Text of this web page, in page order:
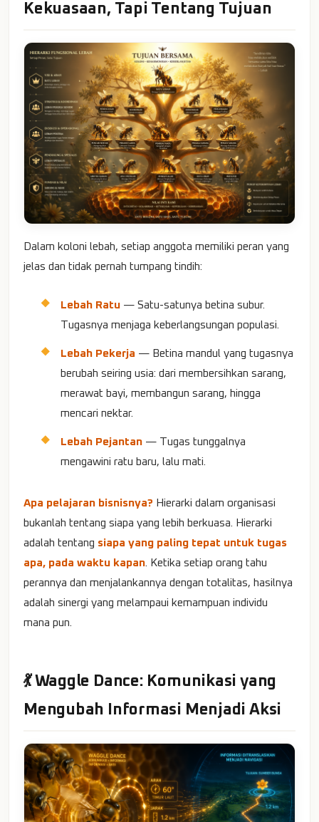
Kekuasaan, Tapi Tentang Tujuan
Dalam koloni lebah, setiap anggota memiliki peran yang
jelas dan tidak pernah tumpang tindih:
Lebah Ratu — Satu-satunya betina subur.
Tugasnya menjaga keberlangsungan populasi.
Lebah Pekerja — Betina mandul yang tugasnya
berubah seiring usia: dari membersihkan sarang,
merawat bayi, membangun sarang, hingga
mencari nektar.
Lebah Pejantan — Tugas tunggalnya
mengawini ratu baru, lalu mati.
Apa pelajaran bisnisnya? Hierarki dalam organisasi
bukanlah tentang siapa yang lebih berkuasa. Hierarki
adalah tentang siapa yang paling tepat untuk tugas
apa, pada waktu kapan . Ketika setiap orang tahu
perannya dan menjalankannya dengan totalitas, hasilnya
adalah sinergi yang melampaui kemampuan individu
mana pun.
💃 Waggle Dance: Komunikasi yang
Mengubah Informasi Menjadi Aksi